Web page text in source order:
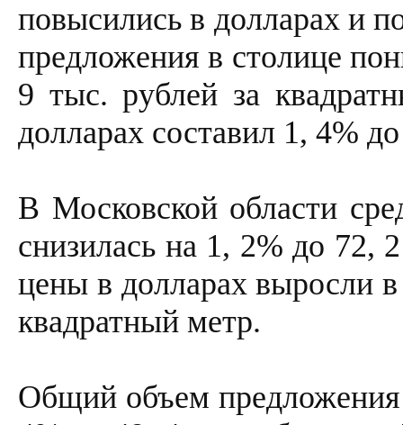
повысились в долларах и
предложения в столице
9 тыс. рублей за
долларах составил 1, 4%
В Московской области
снизилась на 1, 2% до 72,
цены в долларах выросли
квадратный метр.
Общий объем предложения